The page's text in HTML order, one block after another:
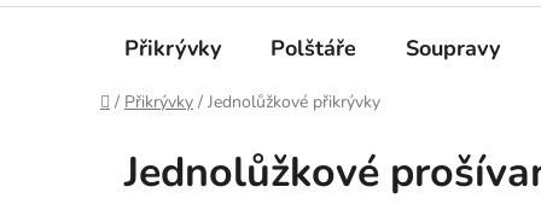
Přikrývky Polštáře Soupravy
Domů
/ Přikrývky / Jednolůžkové přikrývky
Jednolůžkové